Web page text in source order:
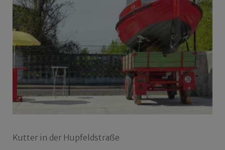
Kutter in der Hupfeldstraße